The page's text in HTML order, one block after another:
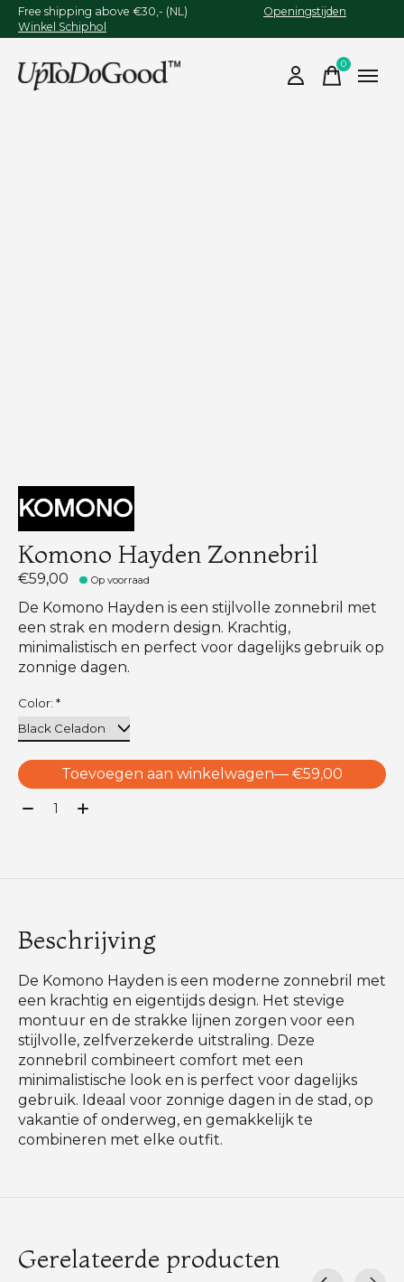
Free shipping above €30,- (NL) Openingstijden
Winkel Schiphol
0items
Komono Hayden Zonnebril
€59,00 Op voorraad
De Komono Hayden is een stijlvolle zonnebril met
een strak en modern design. Krachtig,
minimalistisch en perfect voor dagelijks gebruik op
zonnige dagen.
Color: *
Toevoegen aan winkelwagen
— €59,00
Aantal:
Beschrijving
De Komono Hayden is een moderne zonnebril met
een krachtig en eigentijds design. Het stevige
montuur en de strakke lijnen zorgen voor een
stijlvolle, zelfverzekerde uitstraling. Deze
zonnebril combineert comfort met een
minimalistische look en is perfect voor dagelijks
gebruik. Ideaal voor zonnige dagen in de stad, op
vakantie of onderweg, en gemakkelijk te
combineren met elke outfit.
Gerelateerde producten